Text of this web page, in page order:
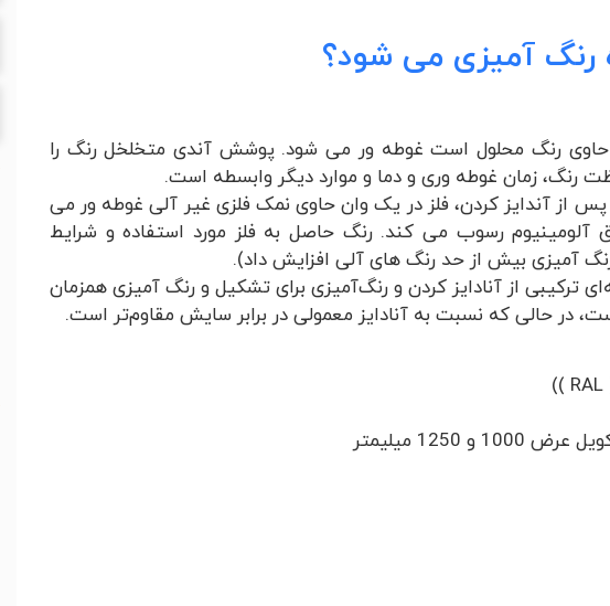
رنگ آمیزی می شود؟
حاوی رنگ محلول است غوطه ور می شود. پوشش آندی متخلخل رنگ را
زمان غوطه وری و دما و موارد دیگر وابسطه است.
پس از آندایز کردن، فلز در یک وان حاوی نمک فلزی غیر آلی غوطه ور می
رسوب می کند. رنگ حاصل به فلز مورد استفاده و شرایط
آمیزی بیش از حد رنگ های آلی افزایش داد).
ترکیبی از آنادایز کردن و رنگ‌آمیزی برای تشکیل و رنگ آمیزی همزمان
در حالی که نسبت به آنادایز معمولی در برابر سایش مقاوم‌تر است.